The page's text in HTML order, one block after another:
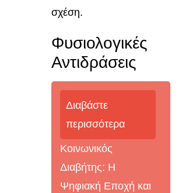
σχέση.
Φυσιολογικές
Αντιδράσεις
Διαβάστε
περισσότερα
Κοινωνικός
Διαβήτης: Η
Ψηφιακή Εποχή και